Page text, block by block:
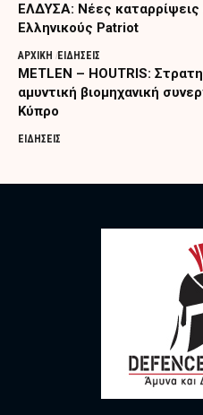
ΕΛΔΥΣΑ: Νέες
Ελληνικούς Patriot
ΑΡΧΙΚΗ ΕΙΔΗΣΕΙΣ
METLEN – HOUTRIS:
αμυντική βιομηχανική
Κύπρο
ΕΙΔΗΣΕΙΣ